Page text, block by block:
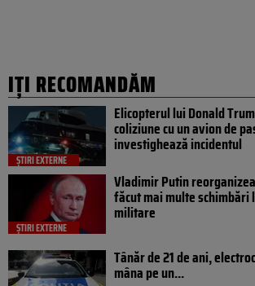
IȚI RECOMANDĂM
ȘTIRI EXTERNE
Elicopterul lui Donald
coliziune cu un avion de
investighează incidentul
ȘTIRI EXTERNE
Vladimir Putin
făcut mai multe
militare
Tânăr de 21 de ani,
mâna pe un...